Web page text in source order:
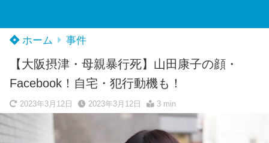
ホーム 事件
【大阪摂津・母親暴行死】山田康子の顔・
Facebook！自宅・犯行動機も！
2023年3月12日 2023年3月12日 3 min